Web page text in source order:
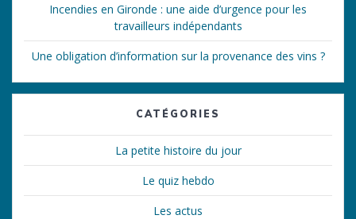
Incendies en Gironde : une aide d’urgence pour les
travailleurs indépendants
Une obligation d’information sur la provenance des vins ?
CATÉGORIES
La petite histoire du jour
Le quiz hebdo
Les actus